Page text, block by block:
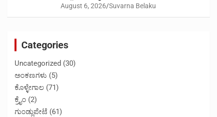
August 6, 2026 Suvarna Belaku
Categories
Uncategorized (30)
ಅಂಕಣಗಳು (5)
ಕೊಳ್ಳೇಗಾಲ (71)
ಕ್ರೈಂ (2)
ಗುಂಡ್ಲುಪೇಟೆ (61)